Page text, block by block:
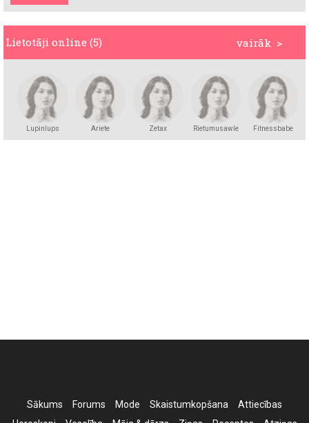
vairāk >
Lietotāji online (5)
Lupinlups Ariete Zetax Rietumusawle Fitnessbabe
Sākums Forums Mode Skaistumkopšana
Attiecības